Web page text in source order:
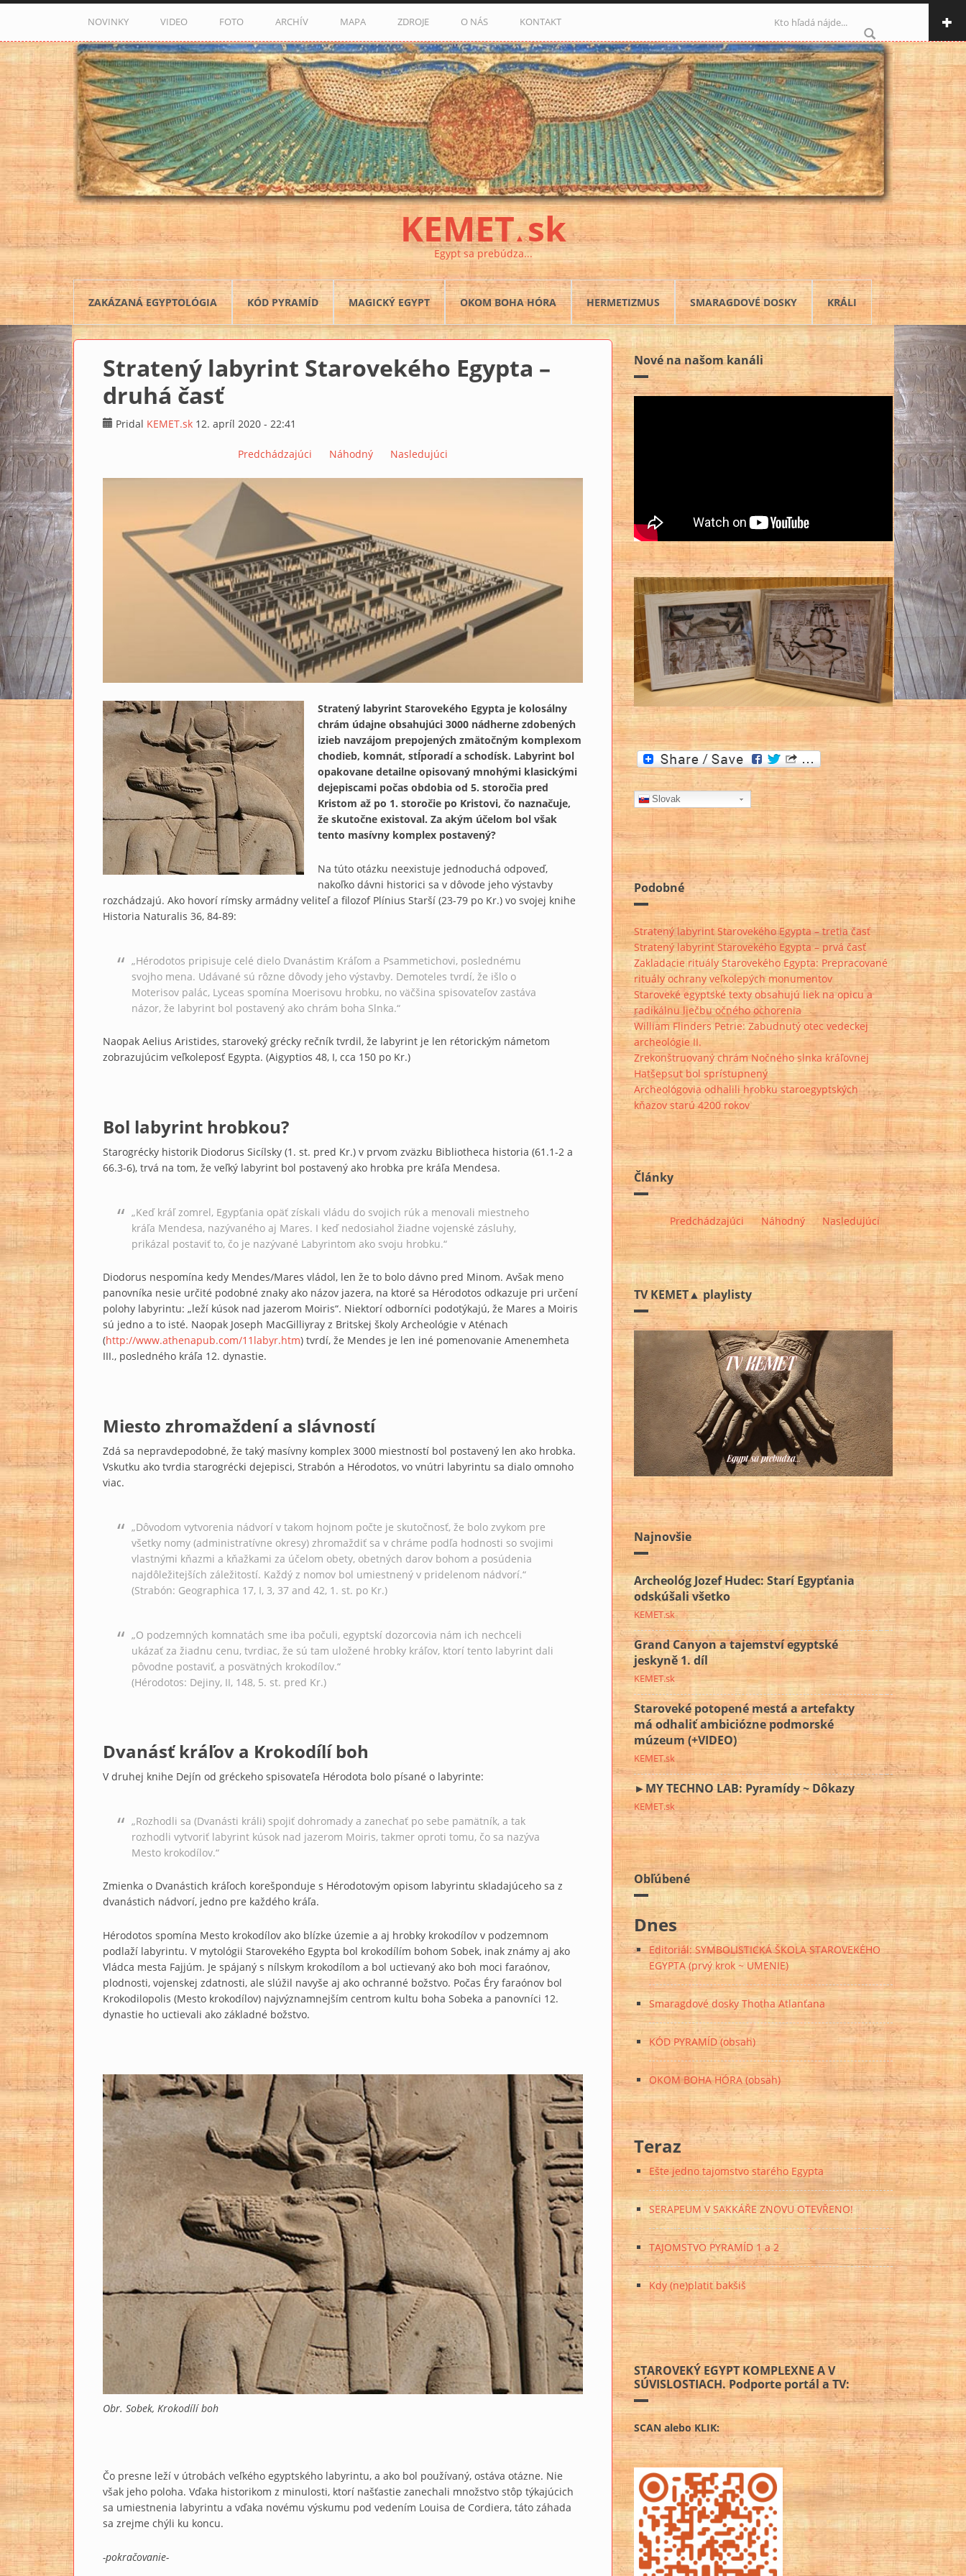
Skočiť na hlavný obsah
NOVINKY VIDEO FOTO ARCHÍV MAPA ZDROJE O NÁS KONTAKT Vyhľadávanie
KEMET▲sk
Egypt sa prebúdza...
ZAKÁZANÁ EGYPTOLÓGIA KÓD PYRAMÍD MAGICKÝ EGYPT OKOM BOHA HÓRA HERMETIZMUS SMARAGDOVÉ DOSKY KRÁLI
Stratený labyrint Starovekého Egypta –
druhá časť
Pridal KEMET.sk 12. apríl 2020 - 22:41
Predchádzajúci Náhodný Nasledujúci
Stratený labyrint Starovekého Egypta je kolosálny
chrám údajne obsahujúci 3000 nádherne zdobených
izieb navzájom prepojených zmätočným komplexom
chodieb, komnát, stĺporadí a schodísk. Labyrint bol
opakovane detailne opisovaný mnohými klasickými
dejepiscami počas obdobia od 5. storočia pred
Kristom až po 1. storočie po Kristovi, čo naznačuje,
že skutočne existoval. Za akým účelom bol však
tento masívny komplex postavený?
Na túto otázku neexistuje jednoduchá odpoveď,
nakoľko dávni historici sa v dôvode jeho výstavby
rozchádzajú. Ako hovorí rímsky armádny veliteľ a filozof Plínius Starší (23-79 po Kr.) vo svojej knihe
Historia Naturalis 36, 84-89:
„Hérodotos pripisuje celé dielo Dvanástim Kráľom a Psammetichovi, poslednému
svojho mena. Udávané sú rôzne dôvody jeho výstavby. Demoteles tvrdí, že išlo o
Moterisov palác, Lyceas spomína Moerisovu hrobku, no väčšina spisovateľov zastáva
názor, že labyrint bol postavený ako chrám boha Slnka.“
Naopak Aelius Aristides, staroveký grécky rečník tvrdil, že labyrint je len rétorickým námetom
zobrazujúcim veľkoleposť Egypta. (Aigyptios 48, I, cca 150 po Kr.)
Bol labyrint hrobkou?
Starogrécky historik Diodorus Sicílsky (1. st. pred Kr.) v prvom zväzku Bibliotheca historia (61.1-2 a
66.3-6), trvá na tom, že veľký labyrint bol postavený ako hrobka pre kráľa Mendesa.
„Keď kráľ zomrel, Egypťania opäť získali vládu do svojich rúk a menovali miestneho
kráľa Mendesa, nazývaného aj Mares. I keď nedosiahol žiadne vojenské zásluhy,
prikázal postaviť to, čo je nazývané Labyrintom ako svoju hrobku.“
Diodorus nespomína kedy Mendes/Mares vládol, len že to bolo dávno pred Minom. Avšak meno
panovníka nesie určité podobné znaky ako názov jazera, na ktoré sa Hérodotos odkazuje pri určení
polohy labyrintu: „leží kúsok nad jazerom Moiris“. Niektorí odborníci podotýkajú, že Mares a Moiris
sú jedno a to isté. Naopak Joseph MacGilliyray z Britskej školy Archeológie v Aténach
(http://www.athenapub.com/11labyr.htm) tvrdí, že Mendes je len iné pomenovanie Amenemheta
III., posledného kráľa 12. dynastie.
Miesto zhromaždení a slávností
Zdá sa nepravdepodobné, že taký masívny komplex 3000 miestností bol postavený len ako hrobka.
Vskutku ako tvrdia starogrécki dejepisci, Strabón a Hérodotos, vo vnútri labyrintu sa dialo omnoho
viac.
„Dôvodom vytvorenia nádvorí v takom hojnom počte je skutočnosť, že bolo zvykom pre
všetky nomy (administratívne okresy) zhromaždiť sa v chráme podľa hodnosti so svojimi
vlastnými kňazmi a kňažkami za účelom obety, obetných darov bohom a posúdenia
najdôležitejších záležitostí. Každý z nomov bol umiestnený v pridelenom nádvorí.“
(Strabón: Geographica 17, I, 3, 37 and 42, 1. st. po Kr.)
„O podzemných komnatách sme iba počuli, egyptskí dozorcovia nám ich nechceli
ukázať za žiadnu cenu, tvrdiac, že sú tam uložené hrobky kráľov, ktorí tento labyrint dali
pôvodne postaviť, a posvätných krokodílov.“
(Hérodotos: Dejiny, II, 148, 5. st. pred Kr.)
Dvanásť kráľov a Krokodílí boh
V druhej knihe Dejín od gréckeho spisovateľa Hérodota bolo písané o labyrinte:
„Rozhodli sa (Dvanásti králi) spojiť dohromady a zanechať po sebe pamätník, a tak
rozhodli vytvoriť labyrint kúsok nad jazerom Moiris, takmer oproti tomu, čo sa nazýva
Mesto krokodílov.“
Zmienka o Dvanástich kráľoch korešponduje s Hérodotovým opisom labyrintu skladajúceho sa z
dvanástich nádvorí, jedno pre každého kráľa.
Hérodotos spomína Mesto krokodílov ako blízke územie a aj hrobky krokodílov v podzemnom
podlaží labyrintu. V mytológii Starovekého Egypta bol krokodílím bohom Sobek, inak známy aj ako
Vládca mesta Fajjúm. Je spájaný s nílskym krokodílom a bol uctievaný ako boh moci faraónov,
plodnosti, vojenskej zdatnosti, ale slúžil navyše aj ako ochranné božstvo. Počas Éry faraónov bol
Krokodilopolis (Mesto krokodílov) najvýznamnejším centrom kultu boha Sobeka a panovníci 12.
dynastie ho uctievali ako základné božstvo.
Obr. Sobek, Krokodílí boh
Čo presne leží v útrobách veľkého egyptského labyrintu, a ako bol používaný, ostáva otázne. Nie
však jeho poloha. Vďaka historikom z minulosti, ktorí našťastie zanechali množstvo stôp týkajúcich
sa umiestnenia labyrintu a vďaka novému výskumu pod vedením Louisa de Cordiera, táto záhada
sa zrejme chýli ku koncu.
-pokračovanie-
Nové na našom kanáli
Slovak
Podobné
Stratený labyrint Starovekého Egypta – tretia časť
Stratený labyrint Starovekého Egypta – prvá časť
Zakladacie rituály Starovekého Egypta: Prepracované
rituály ochrany veľkolepých monumentov
Staroveké egyptské texty obsahujú liek na opicu a
radikálnu liečbu očného ochorenia
William Flinders Petrie: Zabudnutý otec vedeckej
archeológie II.
Zrekonštruovaný chrám Nočného slnka kráľovnej
Hatšepsut bol sprístupnený
Archeológovia odhalili hrobku staroegyptských
kňazov starú 4200 rokov
Články
Predchádzajúci Náhodný Nasledujúci
TV KEMET▲ playlisty
Najnovšie
Archeológ Jozef Hudec: Starí Egypťania
odskúšali všetko
KEMET.sk
Grand Canyon a tajemství egyptské
jeskyně 1. díl
KEMET.sk
Staroveké potopené mestá a artefakty
má odhaliť ambiciózne podmorské
múzeum (+VIDEO)
KEMET.sk
►MY TECHNO LAB: Pyramídy ~ Dôkazy
KEMET.sk
Obľúbené
Dnes
Editoriál: SYMBOLISTICKÁ ŠKOLA STAROVEKÉHO
EGYPTA (prvý krok ~ UMENIE)
Smaragdové dosky Thotha Atlanťana
KÓD PYRAMÍD (obsah)
OKOM BOHA HÓRA (obsah)
Teraz
Ešte jedno tajomstvo starého Egypta
SERAPEUM V SAKKÁŘE ZNOVU OTEVŘENO!
TAJOMSTVO PYRAMÍD 1 a 2
Kdy (ne)platit bakšiš
STAROVEKÝ EGYPT KOMPLEXNE A V
SÚVISLOSTIACH. Podporte portál a TV:
SCAN alebo KLIK: